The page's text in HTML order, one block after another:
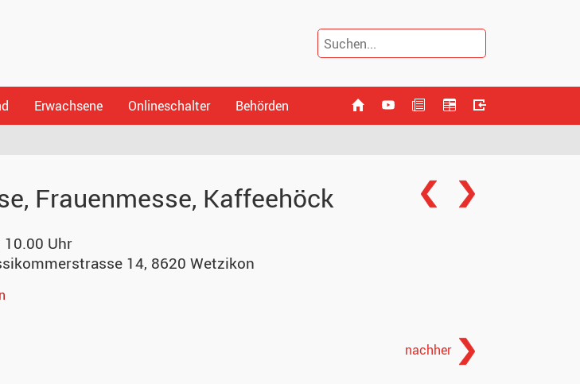
Erwachsene Onlineschalter Behörden
Frauenmesse, Kaffeehöck
10.00 Uhr
14, 8620 Wetzikon
nachher